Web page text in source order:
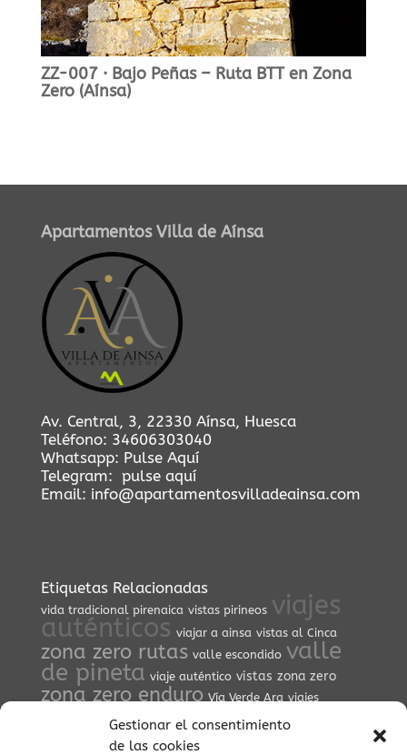
Gestionar el consentimiento
de las cookies
ZZ-007 · Bajo Peñas – Ruta BTT en Zona
Zero (Aínsa)
Apartamentos Villa de Aínsa
Av. Central, 3, 22330 Aínsa, Huesca
Teléfono: 34606303040
Whatsapp: Pulse Aquí
Telegram: pulse aquí
Email: info@apartamentosvilladeainsa.com
Etiquetas Relacionadas
vida tradicional pirenaica vistas pirineos viajes
auténticos viajar a ainsa vistas al Cinca
zona zero rutas valle escondido valle
de pineta viaje auténtico vistas zona zero
zona zero enduro Vía Verde Ara viajes
valle de Vió viajes conscientes vistas
panorámicas zona zero btt